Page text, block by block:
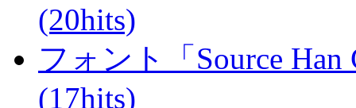
(20hits)
フォント「Source
(17hits)